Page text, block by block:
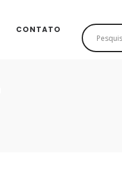
CONTATO